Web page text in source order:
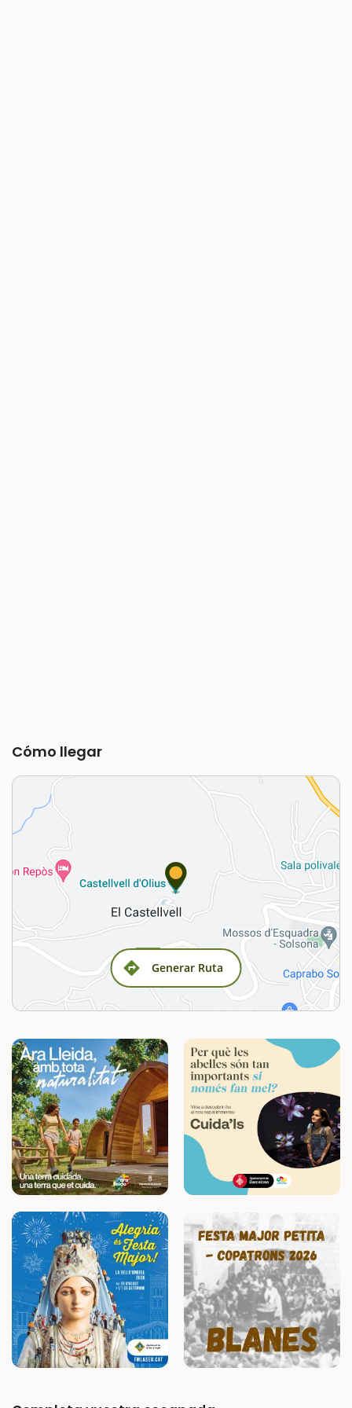
Cómo llegar
Generar Ruta